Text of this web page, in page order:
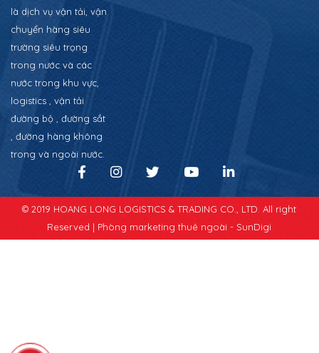
là dịch vụ vận tải, vận
chuyển hàng siêu
trường siêu trọng
trong nước và các
nước trong khu vực,
logistics , vận tải
đường bộ , đường sắt
, đường hàng không
trong và ngoài nước.
© 2019 HOANG LONG LOGISTICS & TRADING CO., LTD. All right
Reserved | Phòng marketing thuê ngoài - SunDigi